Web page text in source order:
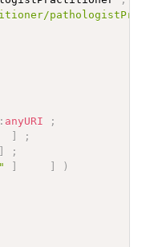
: anyURI
;
]
;
]
;
] ]
)